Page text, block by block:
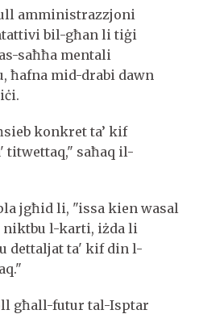
amministrazzjoni
bil-għan li tiġi
saħħa mentali
ħafna mid-drabi dawn
konkret ta’ kif
titwettaq," saħaq il-
jgħid li, "issa kien wasal
l-karti, iżda li
dettaljat ta' kif din l-
għall-futur tal-Isptar